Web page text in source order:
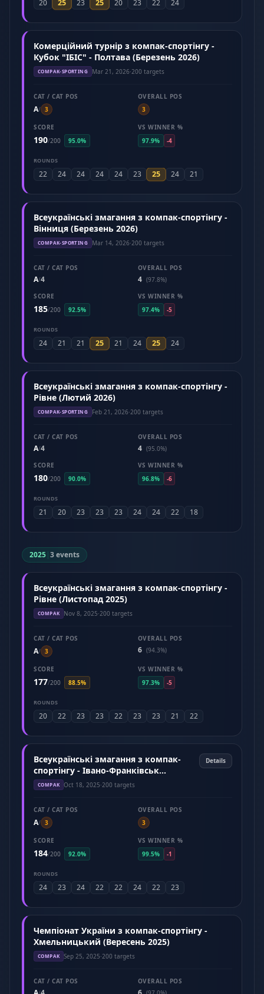
20 25 23 25 20 23 22 24
Комерційний турнір з компак-спортінгу -
Кубок "ІБІС" - Полтава (Березень 2026)
COMPAK-SPORTING Mar 21, 2026·200 targets
CAT / CAT POS
A/ 3
OVERALL POS
3
SCORE
190/200 95.0%
VS WINNER %
97.9%
-4
ROUNDS
22 24 24 24 24 23 25 24 21
Всеукраїнські змагання з компак-спортінгу -
Вінниця (Березень 2026)
COMPAK-SPORTING Mar 14, 2026·200 targets
CAT / CAT POS
A/4
OVERALL POS
4 (97.8%)
SCORE
185/200 92.5%
VS WINNER %
97.4%
-5
ROUNDS
24 21 21 25 21 24 25 24
Всеукраїнські змагання з компак-спортінгу -
Рівне (Лютий 2026)
COMPAK-SPORTING Feb 21, 2026·200 targets
CAT / CAT POS
A/4
OVERALL POS
4 (95.0%)
SCORE
180/200 90.0%
VS WINNER %
96.8%
-6
ROUNDS
21 20 23 23 23 24 24 22 18
2025|3 events
Всеукраїнські змагання з компак-спортінгу -
Рівне (Листопад 2025)
COMPAK Nov 8, 2025·200 targets
CAT / CAT POS
A/ 3
OVERALL POS
6 (94.3%)
SCORE
177/200 88.5%
VS WINNER %
97.3%
-5
ROUNDS
20 22 23 23 22 23 23 21 22
Всеукраїнські змагання з компак-
спортінгу - Івано-Франківськ
(Жовтень 2025)
COMPAK Oct 18, 2025·200 targets
Details
CAT / CAT POS
A/ 3
OVERALL POS
3
SCORE
184/200 92.0%
VS WINNER %
99.5%
-1
ROUNDS
24 23 24 22 22 24 22 23
Чемпіонат України з компак-спортінгу -
Хмельницький (Вересень 2025)
COMPAK Sep 25, 2025·200 targets
CAT / CAT POS OVERALL POS